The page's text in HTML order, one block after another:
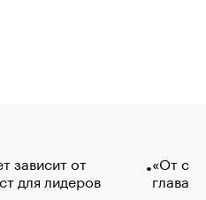
зависит от
для лидеров
«От
глава